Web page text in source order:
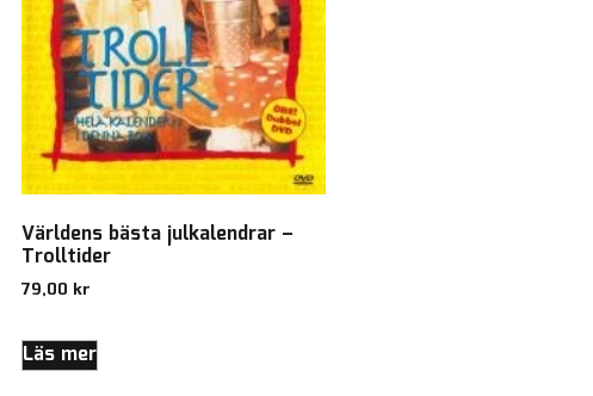
Världens bästa julkalendrar –
Trolltider
79,00 kr
Läs mer